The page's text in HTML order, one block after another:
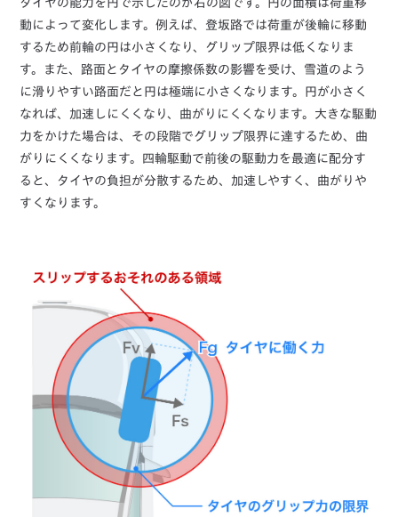
タイヤの能力を円で示したのが右の図です。円の面積は荷重移
動によって変化します。例えば、登坂路では荷重が後輪に移動
するため前輪の円は小さくなり、グリップ限界は低くなりま
す。また、路面とタイヤの摩擦係数の影響を受け、雪道のよう
に滑りやすい路面だと円は極端に小さくなります。円が小さく
なれば、加速しにくくなり、曲がりにくくなります。大きな駆動
力をかけた場合は、その段階でグリップ限界に達するため、曲
がりにくくなります。四輪駆動で前後の駆動力を最適に配分す
ると、タイヤの負担が分散するため、加速しやすく、曲がりや
すくなります。